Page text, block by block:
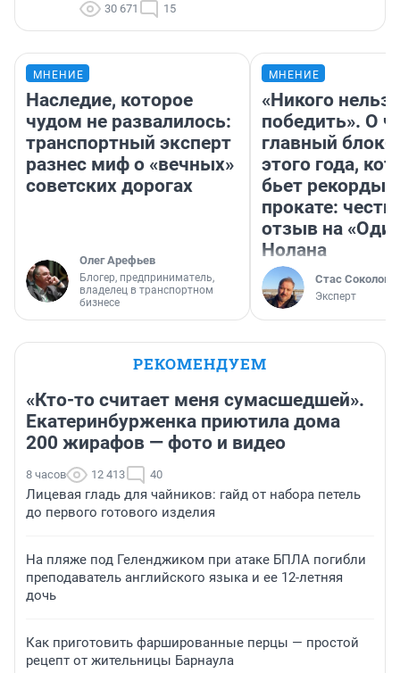
30 671 15
МНЕНИЕ
Наследие, которое
чудом не развалилось:
транспортный эксперт
разнес миф о «вечных»
советских дорогах
Олег Арефьев
Блогер, предприниматель,
владелец в транспортном
бизнесе
МНЕНИЕ
«Никого нельзя
победить». О
главный
этого года,
бьет рекорды в
прокате:
отзыв на
Нолана
Стас Соколов
Эксперт
РЕКОМЕНДУЕМ
«Кто-то считает меня сумасшедшей».
Екатеринбурженка приютила дома
200 жирафов — фото и видео
8 часов 12 413 40
Лицевая гладь для чайников: гайд от набора петель
до первого готового изделия
На пляже под Геленджиком при атаке БПЛА погибли
преподаватель английского языка и ее 12-летняя
дочь
Как приготовить фаршированные перцы — простой
рецепт от жительницы Барнаула